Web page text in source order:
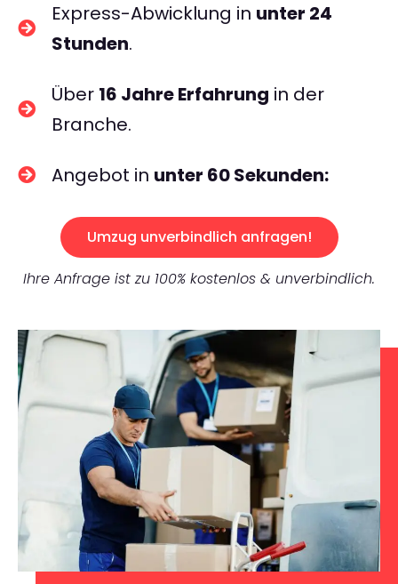
Express-Abwicklung in unter 24
Stunden.
Über 16 Jahre Erfahrung in der
Branche.
Angebot in unter 60 Sekunden:
Umzug unverbindlich anfragen!
Ihre Anfrage ist zu 100% kostenlos & unverbindlich.